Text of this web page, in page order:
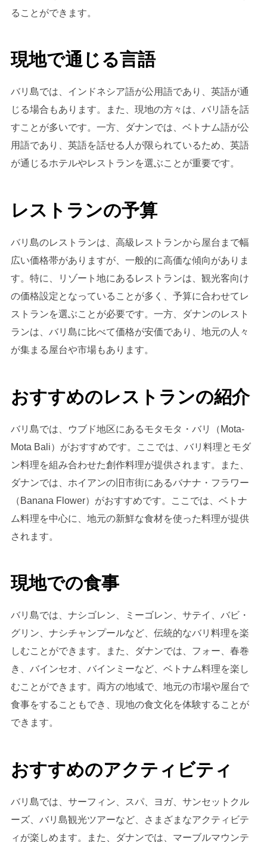
ることができます。
現地で通じる言語
バリ島では、インドネシア語が公用語であり、英語が通
じる場合もあります。また、現地の方々は、バリ語を話
すことが多いです。一方、ダナンでは、ベトナム語が公
用語であり、英語を話せる人が限られているため、英語
が通じるホテルやレストランを選ぶことが重要です。
レストランの予算
バリ島のレストランは、高級レストランから屋台まで幅
広い価格帯がありますが、一般的に高価な傾向がありま
す。特に、リゾート地にあるレストランは、観光客向け
の価格設定となっていることが多く、予算に合わせてレ
ストランを選ぶことが必要です。一方、ダナンのレスト
ランは、バリ島に比べて価格が安価であり、地元の人々
が集まる屋台や市場もあります。
おすすめのレストランの紹介
バリ島では、ウブド地区にあるモタモタ・バリ（Mota-
Mota Bali）がおすすめです。ここでは、バリ料理とモダ
ン料理を組み合わせた創作料理が提供されます。また、
ダナンでは、ホイアンの旧市街にあるバナナ・フラワー
（Banana Flower）がおすすめです。ここでは、ベトナ
ム料理を中心に、地元の新鮮な食材を使った料理が提供
されます。
現地での食事
バリ島では、ナシゴレン、ミーゴレン、サテイ、バビ・
グリン、ナシチャンプールなど、伝統的なバリ料理を楽
しむことができます。また、ダナンでは、フォー、春巻
き、バインセオ、バインミーなど、ベトナム料理を楽し
むことができます。両方の地域で、地元の市場や屋台で
食事をすることもでき、現地の食文化を体験することが
できます。
おすすめのアクティビティ
バリ島では、サーフィン、スパ、ヨガ、サンセットクル
ーズ、バリ島観光ツアーなど、さまざまなアクティビテ
ィが楽しめます。また、ダナンでは、マーブルマウンテ